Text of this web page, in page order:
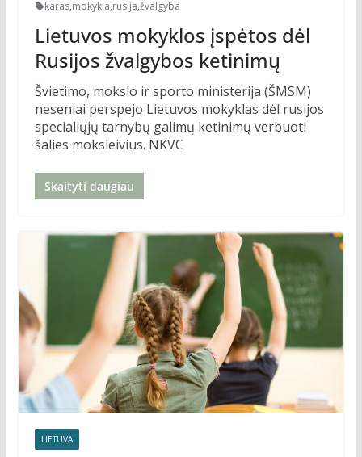
karas,mokykla,rusija,žvalgyba
Lietuvos mokyklos įspėtos dėl
Rusijos žvalgybos ketinimų
Švietimo, mokslo ir sporto ministerija (ŠMSM)
neseniai perspėjo Lietuvos mokyklas dėl rusijos
specialiųjų tarnybų galimų ketinimų verbuoti
šalies moksleivius. NKVC
Skaityti daugiau
LIETUVA